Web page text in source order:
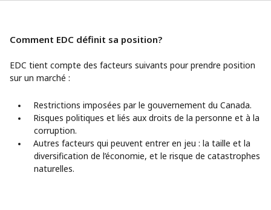
Comment EDC définit sa position?
EDC tient compte des facteurs suivants pour prendre position
sur un marché :
Restrictions imposées par le gouvernement du Canada.
Risques politiques et liés aux droits de la personne et à la
corruption.
Autres facteurs qui peuvent entrer en jeu : la taille et la
diversification de l’économie, et le risque de catastrophes
naturelles.